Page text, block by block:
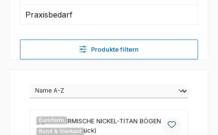
Praxisbedarf
Produkte filtern
Euroform
Rund & Vierkant